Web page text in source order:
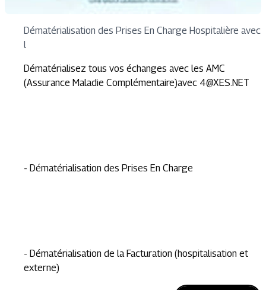
Dématérialisation des Prises En Charge Hospitalière avec
l
Dématérialisez tous vos échanges avec les AMC
(Assurance Maladie Complémentaire)avec 4@XES.NET
- Dématérialisation des Prises En Charge
- Dématérialisation de la Facturation (hospitalisation et
externe)